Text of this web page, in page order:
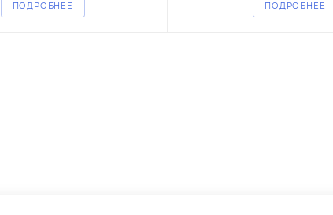
ПОДРОБНЕЕ ПОДРОБНЕЕ